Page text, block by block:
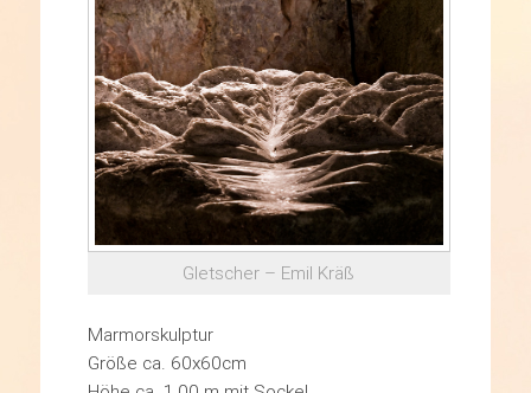
Gletscher – Emil Kräß
Marmorskulptur
Größe ca. 60x60cm